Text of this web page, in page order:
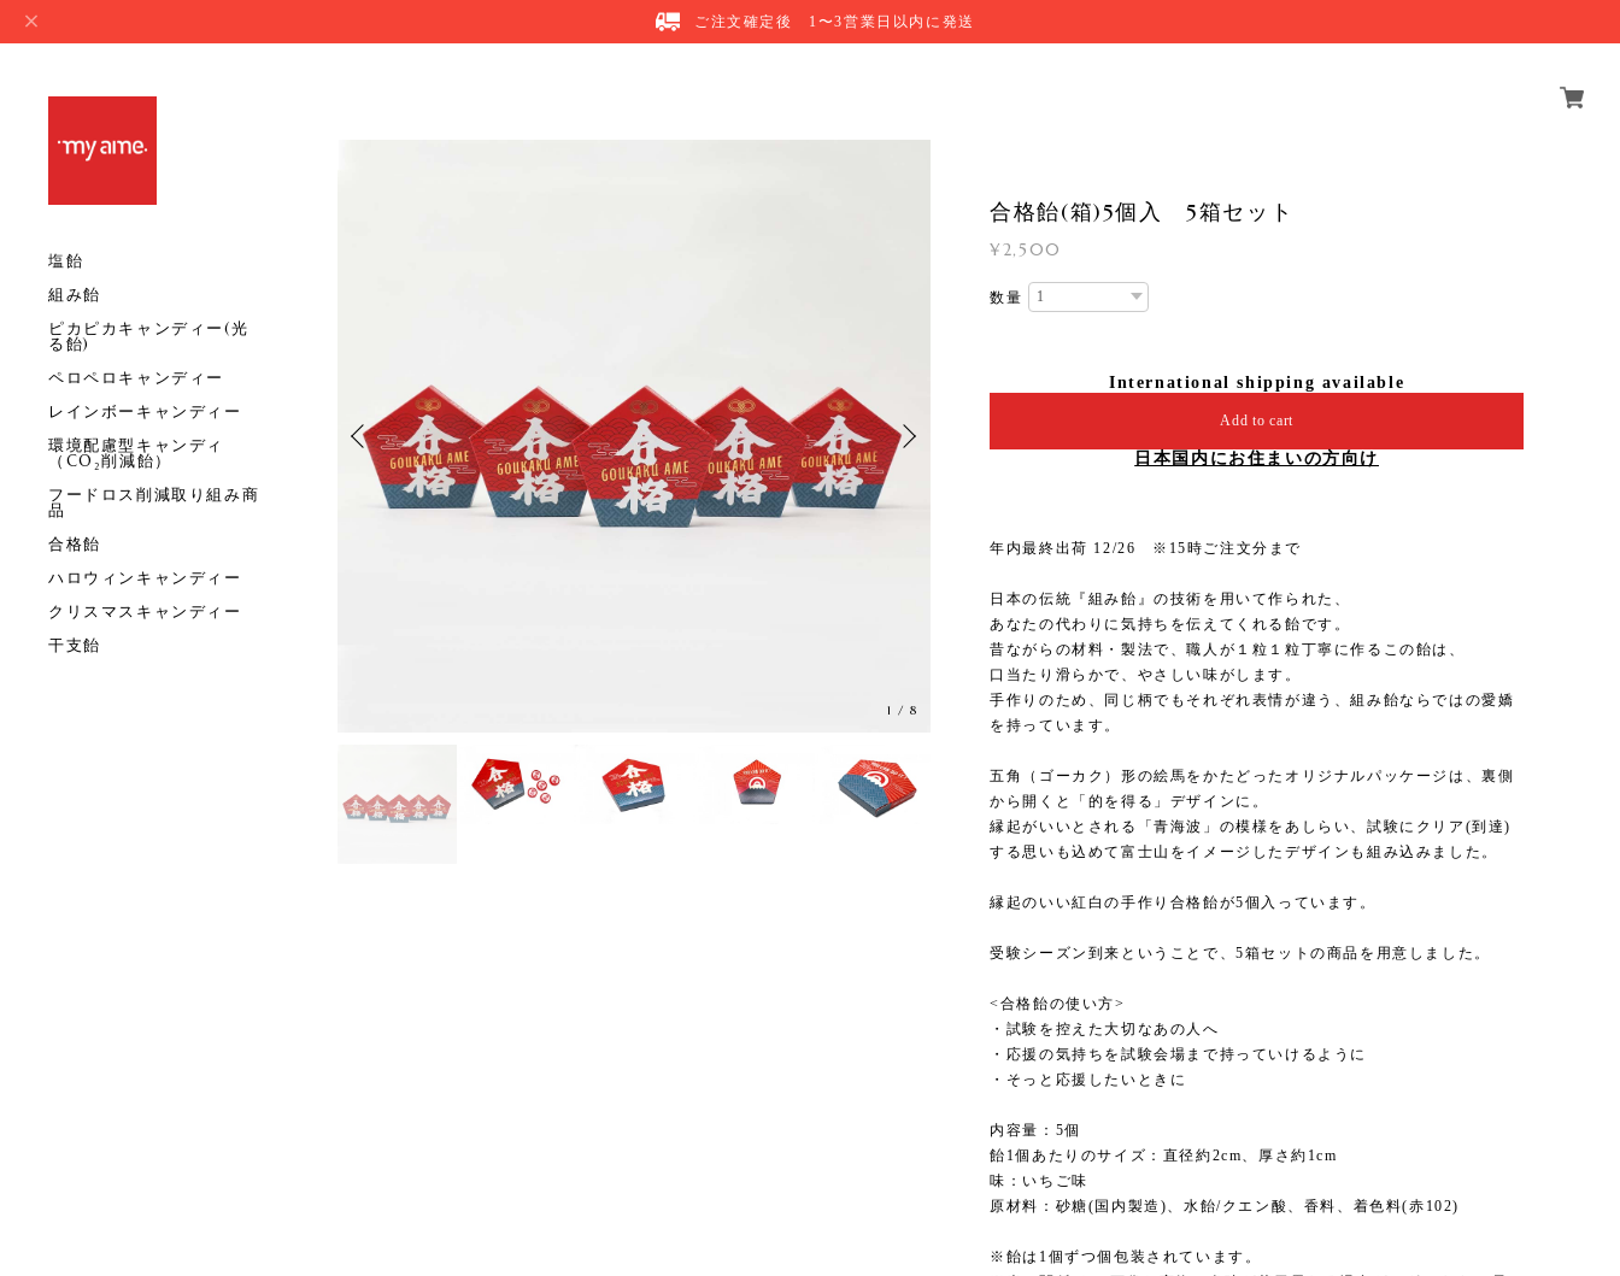
ご注文確定後 1〜3営業日以内に発送
塩飴
組み飴
ピカピカキャンディー(光
る飴)
ペロペロキャンディー
レインボーキャンディー
環境配慮型キャンディ
（CO₂削減飴）
フードロス削減取り組み商
品
合格飴
ハロウィンキャンディー
クリスマスキャンディー
干支飴
1 /8
合格飴(箱)5個入 5箱セット
¥2,500
数量
International shipping available
Add to cart
日本国内にお住まいの方向け
年内最終出荷 12/26 ※15時ご注文分まで
日本の伝統『組み飴』の技術を用いて作られた、
あなたの代わりに気持ちを伝えてくれる飴です。
昔ながらの材料・製法で、職人が１粒１粒丁寧に作るこの飴は、
口当たり滑らかで、やさしい味がします。
手作りのため、同じ柄でもそれぞれ表情が違う、組み飴ならではの愛嬌
を持っています。
五角（ゴーカク）形の絵馬をかたどったオリジナルパッケージは、裏側
から開くと「的を得る」デザインに。
縁起がいいとされる「青海波」の模様をあしらい、試験にクリア(到達)
する思いも込めて富士山をイメージしたデザインも組み込みました。
縁起のいい紅白の手作り合格飴が5個入っています。
受験シーズン到来ということで、5箱セットの商品を用意しました。
<合格飴の使い方>
・試験を控えた大切なあの人へ
・応援の気持ちを試験会場まで持っていけるように
・そっと応援したいときに
内容量：5個
飴1個あたりのサイズ：直径約2cm、厚さ約1cm
味：いちご味
原材料：砂糖(国内製造)、水飴/クエン酸、香料、着色料(赤102)
※飴は1個ずつ個包装されています。